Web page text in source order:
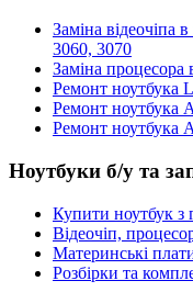
Заміна відеочіпа
3060, 3070
Заміна процесора
Ремонт ноутбука
Ремонт ноутбука
Ремонт ноутбука
Ноутбуки б/у та
Купити ноутбук з
Відеочіп,
Материнські
Розбірки та